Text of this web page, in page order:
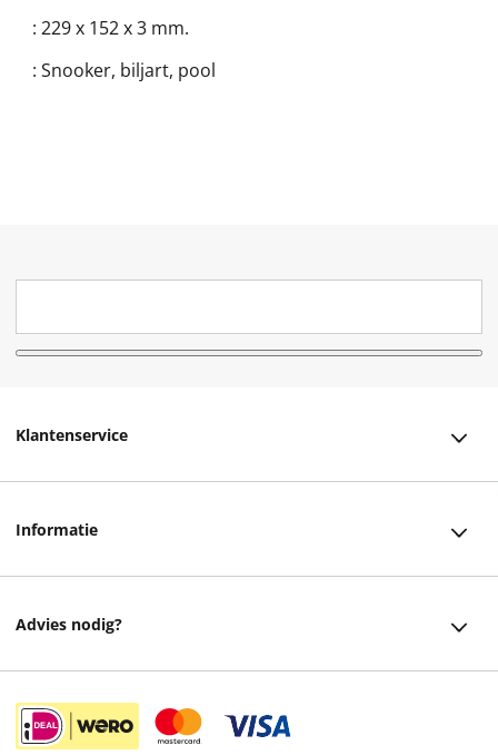
: 229 x 152 x 3 mm.
: Snooker, biljart, pool
Klantenservice
Retourneren
Informatie
Advies nodig?
Instagram